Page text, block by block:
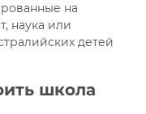
на
наука или
детей
школа